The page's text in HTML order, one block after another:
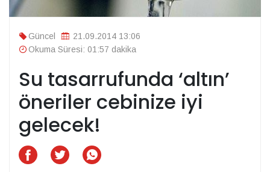
Güncel
21.09.2014 13:06
Okuma Süresi: 01:57 dakika
Su tasarrufunda ‘altın’
öneriler cebinize iyi
gelecek!